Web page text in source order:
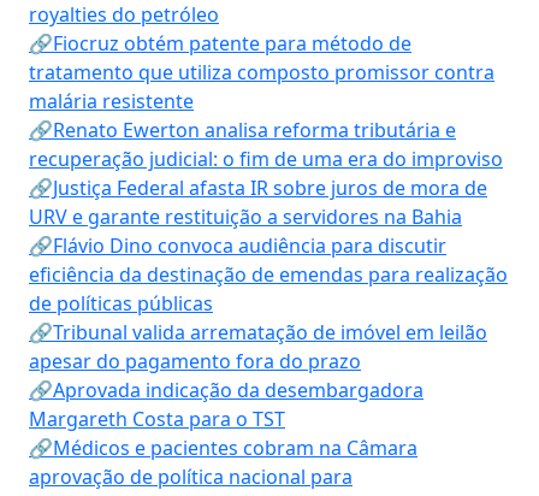
royalties do petróleo
🔗Fiocruz obtém patente para método de
tratamento que utiliza composto promissor contra
malária resistente
🔗Renato Ewerton analisa reforma tributária e
recuperação judicial: o fim de uma era do improviso
🔗Justiça Federal afasta IR sobre juros de mora de
URV e garante restituição a servidores na Bahia
🔗Flávio Dino convoca audiência para discutir
eficiência da destinação de emendas para realização
de políticas públicas
🔗Tribunal valida arrematação de imóvel em leilão
apesar do pagamento fora do prazo
🔗Aprovada indicação da desembargadora
Margareth Costa para o TST
🔗Médicos e pacientes cobram na Câmara
aprovação de política nacional para